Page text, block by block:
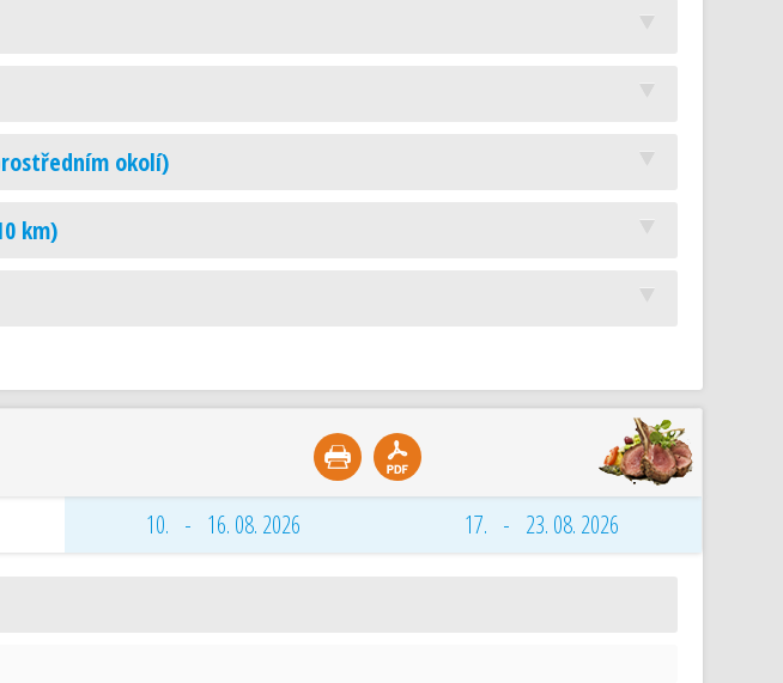
okolí)
km)
10. - 16. 08. 2026 17. - 23. 08. 2026